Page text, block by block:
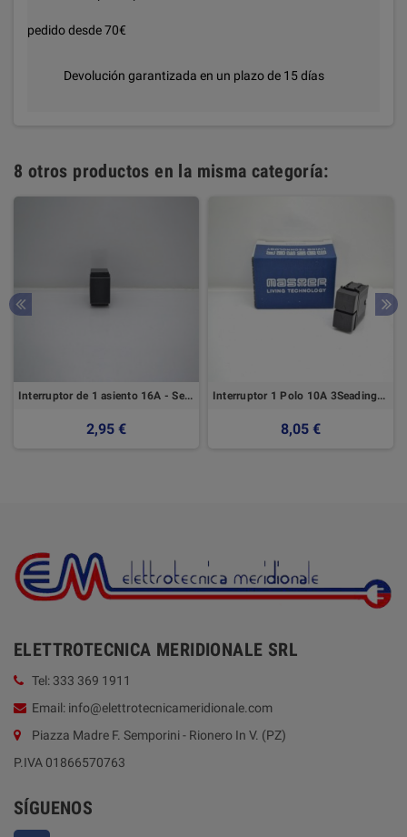
pedido desde 70€
Devolución garantizada en un plazo de 15 días
8 otros productos en la misma categoría:
Interruptor de 1 asiento 16A - Serie Arc Marlanvil
2,95 €
Interruptor 1 Polo 10A 3Seadings - Serie de modos - Master
8,05 €
ELETTROTECNICA MERIDIONALE SRL
Tel: 333 369 1911
Email: info@elettrotecnicameridionale.com
Piazza Madre F. Semporini - Rionero In V. (PZ)
P.IVA 01866570763
SÍGUENOS